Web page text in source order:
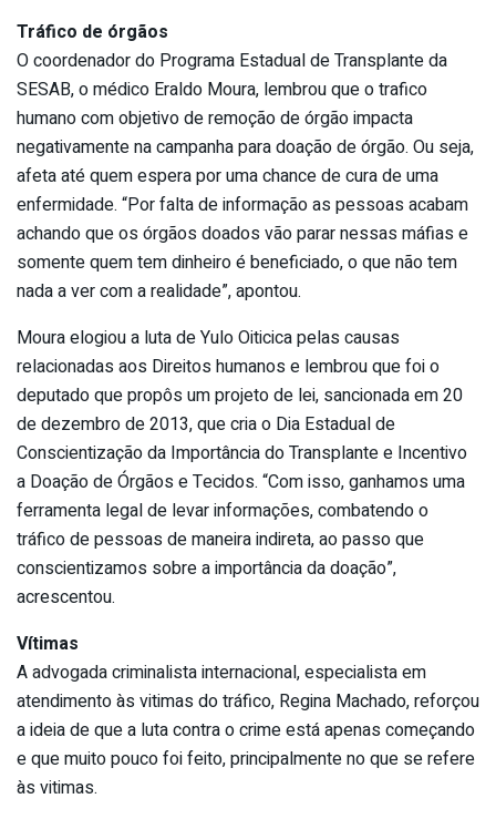
Tráfico de órgãos
O coordenador do Programa Estadual de Transplante da
SESAB, o médico Eraldo Moura, lembrou que o trafico
humano com objetivo de remoção de órgão impacta
negativamente na campanha para doação de órgão. Ou seja,
afeta até quem espera por uma chance de cura de uma
enfermidade. “Por falta de informação as pessoas acabam
achando que os órgãos doados vão parar nessas máfias e
somente quem tem dinheiro é beneficiado, o que não tem
nada a ver com a realidade”, apontou.
Moura elogiou a luta de Yulo Oiticica pelas causas
relacionadas aos Direitos humanos e lembrou que foi o
deputado que propôs um projeto de lei, sancionada em 20
de dezembro de 2013, que cria o Dia Estadual de
Conscientização da Importância do Transplante e Incentivo
a Doação de Órgãos e Tecidos. “Com isso, ganhamos uma
ferramenta legal de levar informações, combatendo o
tráfico de pessoas de maneira indireta, ao passo que
conscientizamos sobre a importância da doação”,
acrescentou.
Vítimas
A advogada criminalista internacional, especialista em
atendimento às vitimas do tráfico, Regina Machado, reforçou
a ideia de que a luta contra o crime está apenas começando
e que muito pouco foi feito, principalmente no que se refere
às vitimas.